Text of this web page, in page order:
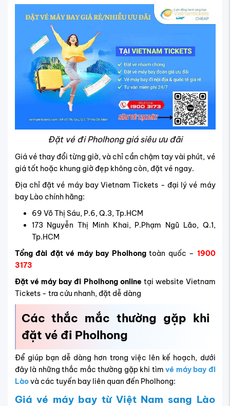
Đặt vé đi Pholhong giá siêu ưu đãi
Giá vé thay đổi từng giờ, và chỉ cần chậm tay vài phút, vé
giá tốt hoặc khung giờ đẹp không còn, đặt vé ngay.
Địa chỉ đặt vé máy bay Vietnam Tickets - đại lý vé máy
bay Lào chính hãng:
69 Võ Thị Sáu, P.6, Q.3, Tp.HCM
173 Nguyễn Thị Minh Khai, P.Phạm Ngũ Lão, Q.1,
Tp.HCM
Tổng đài đặt vé máy bay Pholhongtoàn quốc – 1900
3173
Đặt vé máy bay đi Pholhong online tại website Vietnam
Tickets - tra cứu nhanh, đặt dễ dàng
Các thắc mắc thường gặp khi
đặt vé đi Pholhong
Để giúp bạn dễ dàng hơn trong việc lên kế hoạch, dưới
đây là những thắc mắc thường gặp khi tìm vé máy bay đi
Làovà các tuyến bay liên quan đến Pholhong:
Giá vé máy bay từ Việt Nam sang Lào